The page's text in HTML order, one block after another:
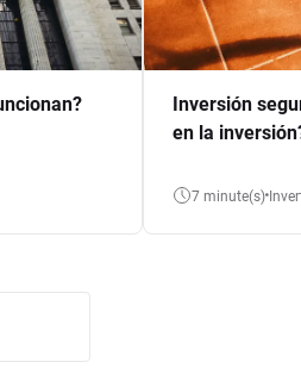
Inversión
en la
7 minute(s)